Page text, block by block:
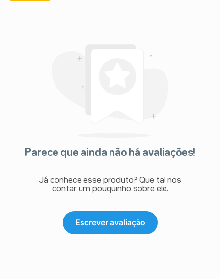
Parece que ainda não há avaliações!
Já conhece esse produto? Que tal nos
contar um pouquinho sobre ele.
Escrever avaliação